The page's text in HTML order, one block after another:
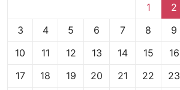
1
2
3
4 5 6 7 8
9
10
11 12 13 14 15
16
17
18 19 20 21 22
23